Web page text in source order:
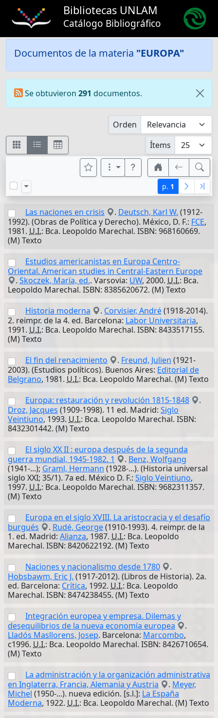
Bibliotecas UNLAM
Catálogo Bibliográfico
Documentos de la materia "EUROPA"
Se obtuvieron 291 documentos.
Orden
Ítems
p. 1
Las naciones en crisis . Deutsch, Karl W. (1912-
1992). (Obras de Política y Derecho). México, D. F.: FCE,
1981. U.I.: Bca. Leopoldo Marechal. ISBN: 968160669.
(M) Texto
Estudios americanistas en Europa Centro-
Oriental. American studies in Central-Eastern Europe
. Skoczek, María, ed.. Varsovia: UW, 2000. U.I.: Bca.
Leopoldo Marechal. ISBN: 8385620672. (M) Texto
Historia moderna
. Corvisier, André(1918-2014).
2. reimpr. de la 4. ed. Barcelona: Labor Universitaria,
1991. U.I.: Bca. Leopoldo Marechal. ISBN: 8433517155.
(M) Texto
El fin del renacimiento
. Freund, Julien (1921-
2003). (Estudios políticos). Buenos Aires: Editorial de
Belgrano, 1981. U.I.: Bca. Leopoldo Marechal. (M) Texto
Europa: restauración y revolución 1815-1848
.
Droz, Jacques (1909-1998). 11 ed. Madrid: Siglo
Veintiuno, 1993. U.I.: Bca. Leopoldo Marechal. ISBN:
8432301442. (M) Texto
El siglo XX II : europa después de la segunda
guerra mundial, 1945-1982. 1
. Benz, Wolfgang
(1941-...); Graml, Hermann (1928-...). (Historia universal
siglo XXI; 35/1). 7a ed. México D. F.: Siglo Veintiuno,
1997. U.I.: Bca. Leopoldo Marechal. ISBN: 9682311357.
(M) Texto
Europa en el siglo XVIII. La aristocracia y el desafío
burgués
. Rudé, George(1910-1993). 4. reimpr. de la
1. ed. Madrid: Alianza, 1987. U.I.: Bca. Leopoldo
Marechal. ISBN: 8420622192. (M) Texto
Naciones y nacionalismo desde 1780
.
Hobsbawm, Eric J. (1917-2012). (Libros de Historia). 2a.
ed. Barcelona: Crítica, 1992. U.I.: Bca. Leopoldo
Marechal. ISBN: 8474238455. (M) Texto
Integración europea y empresa. Dilemas y
desequilibrios de la nueva economía europea
.
Lladós Masllorens, Josep. Barcelona: Marcombo,
c1996. U.I.: Bca. Leopoldo Marechal. ISBN: 8426710654.
(M) Texto
La administración y la organización administrativa
en Inglaterra, Francia, Alemania y Austria
. Meyer,
Michel (1950-...). nueva edición. [s.l.]: La España
Moderna, 1922. U.I.: Bca. Leopoldo Marechal. (M) Texto